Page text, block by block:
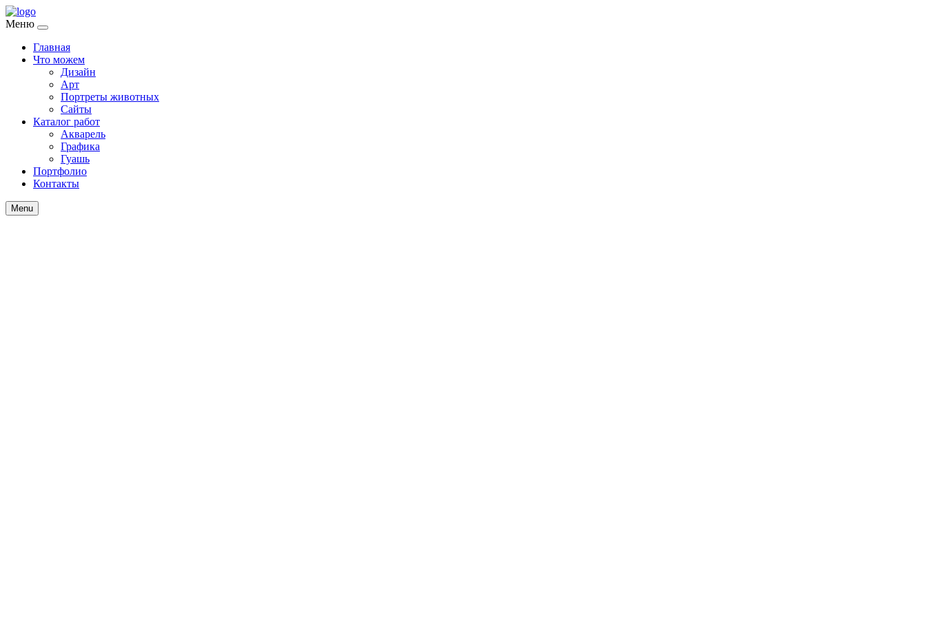
Меню
Главная
Что можем
Дизайн
Арт
Портреты животных
Сайты
Каталог работ
Акварель
Графика
Гуашь
Портфолио
Контакты
Menu